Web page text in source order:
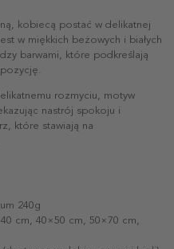
kobiecą postać w delikatnej
w miękkich beżowych i białych
barwami, które podkreślają
rozmyciu, motyw
nastrój spokoju i
które stawiają na
240g
cm, 40×50 cm, 50×70 cm,